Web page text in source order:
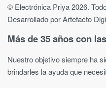
© Electrónica Priya 2026.
Desarrollado por Artefacto
Más de 35 años con
Nuestro objetivo siempre ha
brindarles la ayuda que